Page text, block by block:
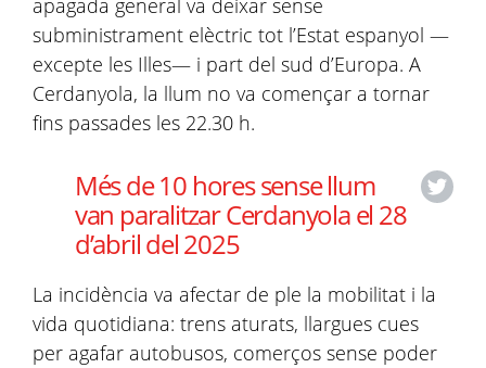
apagada general va deixar sense
subministrament elèctric tot l’Estat espanyol —
excepte les Illes— i part del sud d’Europa. A
Cerdanyola, la llum no va començar a tornar
fins passades les 22.30 h.
Més de 10 hores sense llum
van paralitzar Cerdanyola el 28
d’abril del 2025
La incidència va afectar de ple la mobilitat i la
vida quotidiana: trens aturats, llargues cues
per agafar autobusos, comerços sense poder